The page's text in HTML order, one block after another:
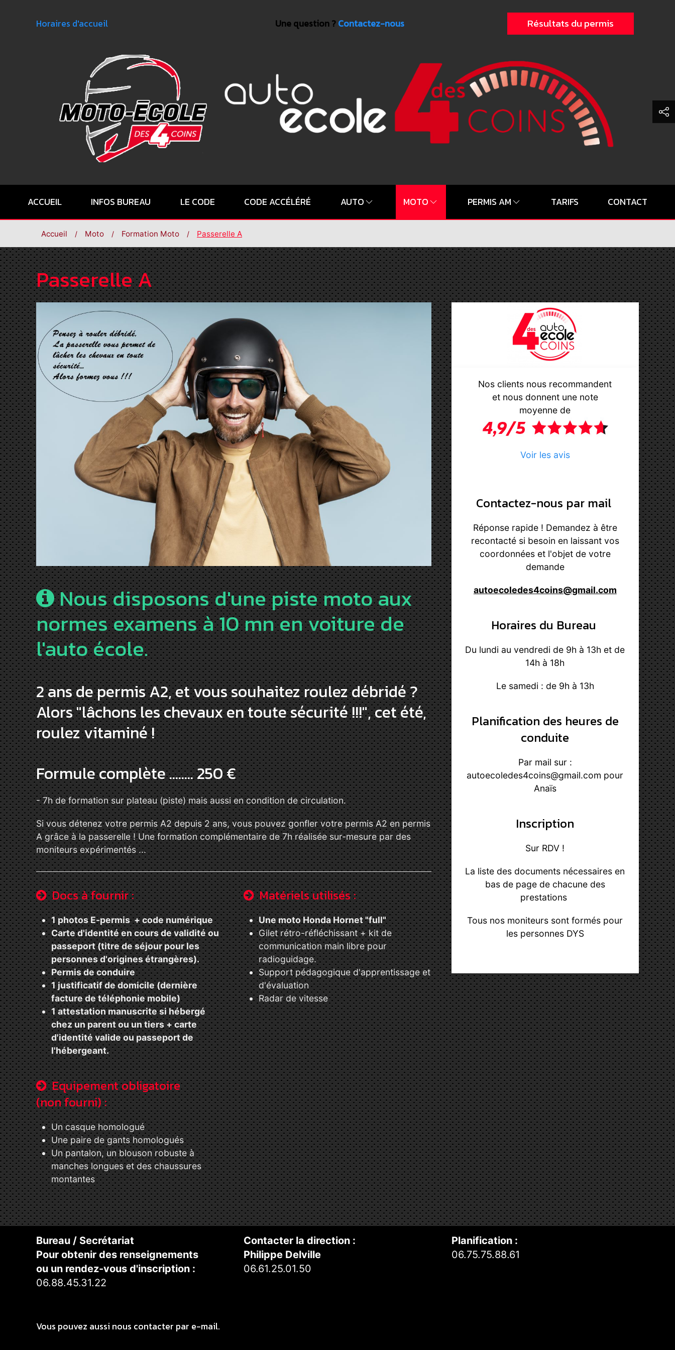
Horaires d'accueil Une question ?Contactez-nous Résultats du permis
ACCUEIL INFOS BUREAU LE CODE CODE ACCÉLÉRÉ AUTO MOTO PERMIS AM TARIFS CONTACT
Accueil Moto Formation Moto Passerelle A
Passerelle A
Nous disposons d'une piste moto aux
normes examens à 10 mn en voiture de
l'auto école.
2 ans de permis A2, et vous souhaitez roulez débridé ?
Alors "lâchons les chevaux en toute sécurité !!!", cet été,
roulez vitaminé !
Formule complète ........ 250 €
- 7h de formation sur plateau (piste) mais aussi en condition de circulation.
Si vous détenez votre permis A2 depuis 2 ans, vous pouvez gonfler votre permis A2 en permis
A grâce à la passerelle ! Une formation complémentaire de 7h réalisée sur-mesure par des
moniteurs expérimentés ...
Docs à fournir :
1 photos E-permis + code numérique
Carte d'identité en cours de validité ou
passeport (titre de séjour pour les
personnes d'origines étrangères).
Permis de conduire
1 justificatif de domicile (dernière
facture de téléphonie mobile)
1 attestation manuscrite si hébergé
chez un parent ou un tiers + carte
d'identité valide ou passeport de
l'hébergeant.
Equipement obligatoire
(non fourni) :
Un casque homologué
Une paire de gants homologués
Un pantalon, un blouson robuste à
manches longues et des chaussures
montantes
Matériels utilisés :
Une moto Honda Hornet "full"
Gilet rétro-réfléchissant + kit de
communication main libre pour
radioguidage.
Support pédagogique d'apprentissage et
d'évaluation
Radar de vitesse
Nos clients nous recommandent
et nous donnent une note
moyenne de
Voir les avis
Contactez-nous par mail
Réponse rapide ! Demandez à être
recontacté si besoin en laissant vos
coordonnées et l'objet de votre
demande
autoecoledes4coins@gmail.com
Horaires du Bureau
Du lundi au vendredi de 9h à 13h et de
14h à 18h
Le samedi : de 9h à 13h
Planification des heures de
conduite
Par mail sur :
autoecoledes4coins@gmail.com pour
Anaïs
Inscription
Sur RDV !
La liste des documents nécessaires en
bas de page de chacune des
prestations
Tous nos moniteurs sont formés pour
les personnes DYS
Bureau / Secrétariat
Pour obtenir des renseignements
ou un rendez-vous d'inscription :
06.88.45.31.22
Contacter la direction :
Philippe Delville
06.61.25.01.50
Planification :
06.75.75.88.61
Vous pouvez aussi nous contacter par e-mail.